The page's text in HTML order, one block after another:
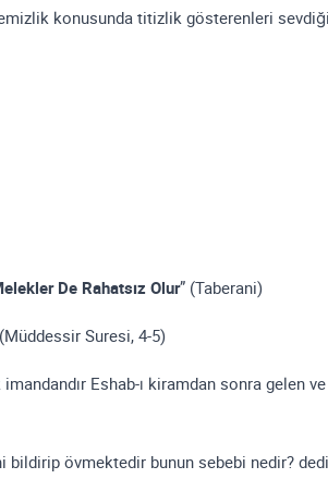
konusunda titizlik gösterenleri
De Rahatsız Olur” (Taberani)
(Müddessir Suresi, 4-5)
Eshab-ı kiramdan sonra gelen ve
bildirip övmektedir bunun sebebi nedir?